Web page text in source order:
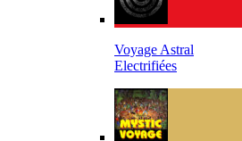
Voyage Astral
Electrifiées